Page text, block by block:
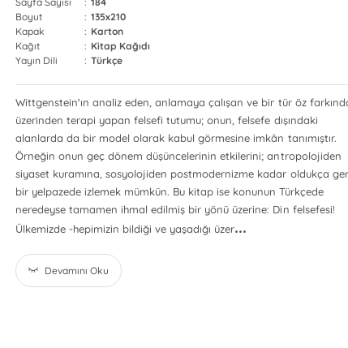
Boyut
: 135x210
Kapak
: Karton
Kağıt
: Kitap Kağıdı
Yayın Dili
: Türkçe
Wittgenstein'ın analiz eden, anlamaya çalışan ve bir tür öz
üzerinden terapi yapan felsefi tutumu; onun, felsefe dışındaki
alanlarda da bir model olarak kabul görmesine imkân tanımıştır.
Örneğin onun geç dönem düşüncelerinin etkilerini; antropolojiden
siyaset kuramına, sosyolojiden postmodernizme kadar oldukça
bir yelpazede izlemek mümkün. Bu kitap ise konunun Türkçede
neredeyse tamamen ihmal edilmiş bir yönü üzerine: Din felsefesi!
Ülkemizde -hepimizin bildiği ve yaşadığı üzer...
Devamını Oku